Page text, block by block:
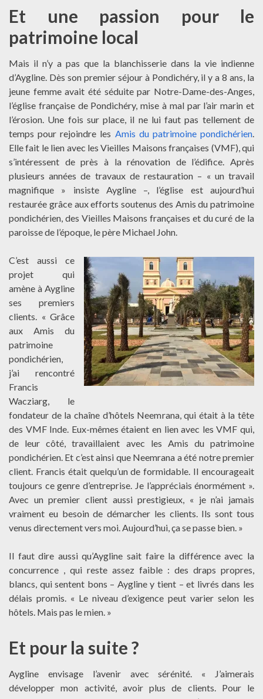
Et une passion pour le
patrimoine local
Mais il n’y a pas que la blanchisserie dans la vie indienne
d’Aygline. Dès son premier séjour à Pondichéry, il y a 8 ans, la
jeune femme avait été séduite par Notre-Dame-des-Anges,
l’église française de Pondichéry, mise à mal par l’air marin et
l’érosion. Une fois sur place, il ne lui faut pas tellement de
temps pour rejoindre les Amis du patrimoine pondichérien
Elle fait le lien avec les Vieilles Maisons françaises (VMF), qui
s’intéressent de près à la rénovation de l’édifice. Après
plusieurs années de travaux de restauration – « un travail
magnifique » insiste Aygline –, l’église est aujourd’hui
restaurée grâce aux efforts soutenus des Amis du patrimoine
pondichérien, des Vieilles Maisons françaises et du curé de la
paroisse de l’époque, le père Michael John.
C’est aussi ce
projet qui
amène à Aygline
ses premiers
clients. « Grâce
aux Amis du
patrimoine
pondichérien,
j’ai rencontré
Francis
Wacziarg, le
fondateur de la chaîne d’hôtels Neemrana, qui était à la tête
des VMF Inde. Eux-mêmes étaient en lien avec les VMF qui,
de leur côté, travaillaient avec les Amis du patrimoine
pondichérien. Et c’est ainsi que Neemrana a été notre premier
client. Francis était quelqu’un de formidable. Il encourageait
toujours ce genre d’entreprise. Je l’appréciais énormément ».
Avec un premier client aussi prestigieux, « je n’ai jamais
vraiment eu besoin de démarcher les clients. Ils sont tous
venus directement vers moi. Aujourd’hui, ça se passe bien. »
Il faut dire aussi qu’Aygline sait faire la différence avec la
concurrence , qui reste assez faible : des draps propres,
blancs, qui sentent bons – Aygline y tient – et livrés dans les
délais promis. « Le niveau d’exigence peut varier selon les
hôtels. Mais pas le mien. »
Et pour la suite ?
Aygline envisage l’avenir avec sérénité. « J’aimerais
développer mon activité, avoir plus de clients. Pour le